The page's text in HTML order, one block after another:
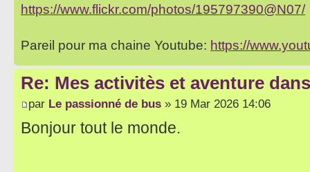
https://www.flickr.com/photos/195797390@N07/
Pareil pour ma chaine Youtube: https://
Re: Mes activitès et aventure
par Le passionné de bus » 19 Mar 2026 14:06
Bonjour tout le monde.